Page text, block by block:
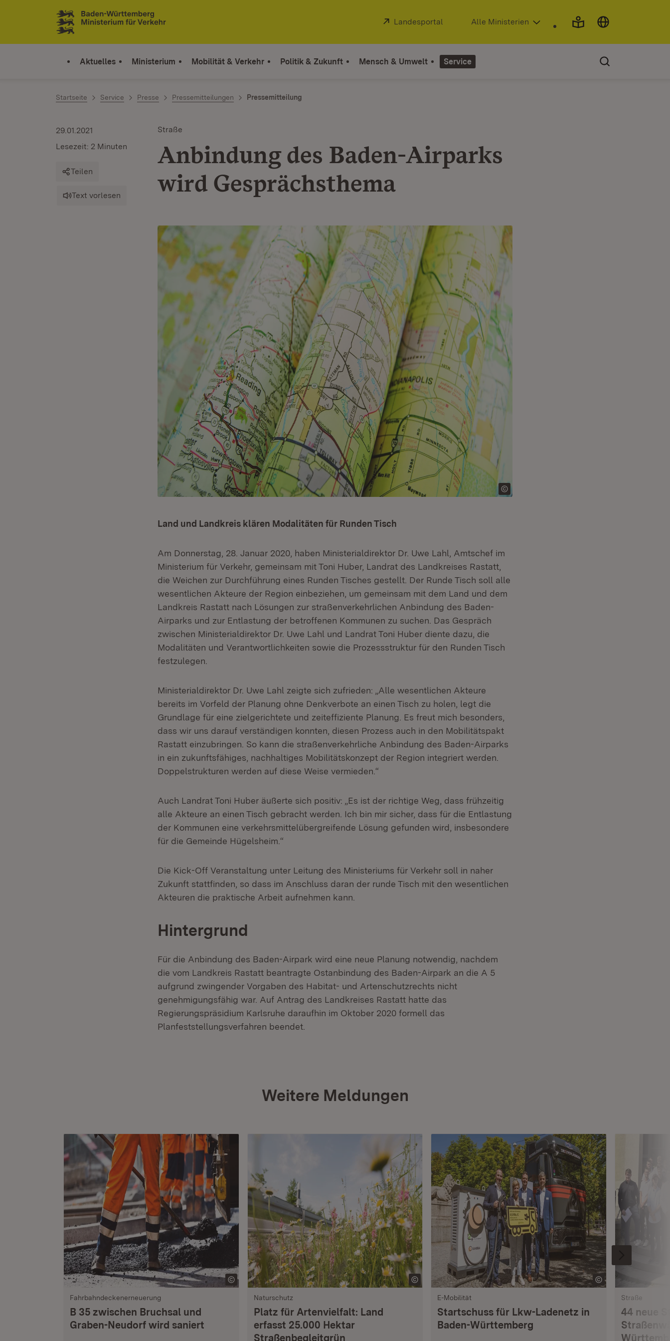
Zum Inhalt springen
Link zur Startseite
Extern:
Landesportal (Öffnet in neuem Fenster)
Alle Ministerien
Aktuelles Ministerium Mobilität & Verkehr Politik & Zukunft Mensch & Umwelt Service
Startseite Service Presse Pressemitteilungen Pressemitteilung
Straße
Anbindung des Baden-Airparks
wird Gesprächsthema
29.01.2021
Lesezeit: 2 Minuten
Teilen
Text vorlesen
Land und Landkreis klären Modalitäten für Runden Tisch
Am Donnerstag, 28. Januar 2020, haben Ministerialdirektor Dr. Uwe Lahl, Amtschef im
Ministerium für Verkehr, gemeinsam mit Toni Huber, Landrat des Landkreises Rastatt,
die Weichen zur Durchführung eines Runden Tisches gestellt. Der Runde Tisch soll alle
wesentlichen Akteure der Region einbeziehen, um gemeinsam mit dem Land und dem
Landkreis Rastatt nach Lösungen zur straßenverkehrlichen Anbindung des Baden-
Airparks und zur Entlastung der betroffenen Kommunen zu suchen. Das Gespräch
zwischen Ministerialdirektor Dr. Uwe Lahl und Landrat Toni Huber diente dazu, die
Modalitäten und Verantwortlichkeiten sowie die Prozessstruktur für den Runden Tisch
festzulegen.
Ministerialdirektor Dr. Uwe Lahl zeigte sich zufrieden: „Alle wesentlichen Akteure
bereits im Vorfeld der Planung ohne Denkverbote an einen Tisch zu holen, legt die
Grundlage für eine zielgerichtete und zeiteffiziente Planung. Es freut mich besonders,
dass wir uns darauf verständigen konnten, diesen Prozess auch in den Mobilitätspakt
Rastatt einzubringen. So kann die straßenverkehrliche Anbindung des Baden-Airparks
in ein zukunftsfähiges, nachhaltiges Mobilitätskonzept der Region integriert werden.
Doppelstrukturen werden auf diese Weise vermieden.“
Auch Landrat Toni Huber äußerte sich positiv: „Es ist der richtige Weg, dass frühzeitig
alle Akteure an einen Tisch gebracht werden. Ich bin mir sicher, dass für die Entlastung
der Kommunen eine verkehrsmittelübergreifende Lösung gefunden wird, insbesondere
für die Gemeinde Hügelsheim.“
Die Kick-Off Veranstaltung unter Leitung des Ministeriums für Verkehr soll in naher
Zukunft stattfinden, so dass im Anschluss daran der runde Tisch mit den wesentlichen
Akteuren die praktische Arbeit aufnehmen kann.
Hintergrund
Für die Anbindung des Baden-Airpark wird eine neue Planung notwendig, nachdem
die vom Landkreis Rastatt beantragte Ostanbindung des Baden-Airpark an die A 5
aufgrund zwingender Vorgaben des Habitat- und Artenschutzrechts nicht
genehmigungsfähig war. Auf Antrag des Landkreises Rastatt hatte das
Regierungspräsidium Karlsruhe daraufhin im Oktober 2020 formell das
Planfeststellungsverfahren beendet.
Weitere Meldungen
Fahrbahndeckenerneuerung
B 35 zwischen Bruchsal und
Graben-Neudorf wird saniert
Naturschutz
Platz für Artenvielfalt: Land
erfasst 25.000 Hektar
Straßenbegleitgrün
E-Mobilität
Startschuss für Lkw-Ladenetz in
Baden-Württemberg
Straße
44 neue